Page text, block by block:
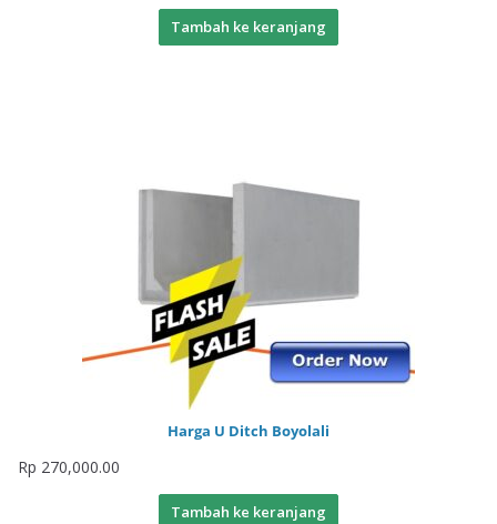
Tambah ke keranjang
Harga U Ditch Boyolali
Rp 270,000.00
Tambah ke keranjang